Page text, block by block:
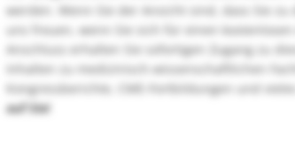
werden. Wenn Sie der Ansicht sind, dass Sie
uns freuen, wenn Sie sich für einen
Anschluss erhalten Sie sofortigen Zugang zu
Inhalten zu medizinisch-wissenschaftlichen
Kongressberichte, CME-Fortbildungen und
auf Sie!